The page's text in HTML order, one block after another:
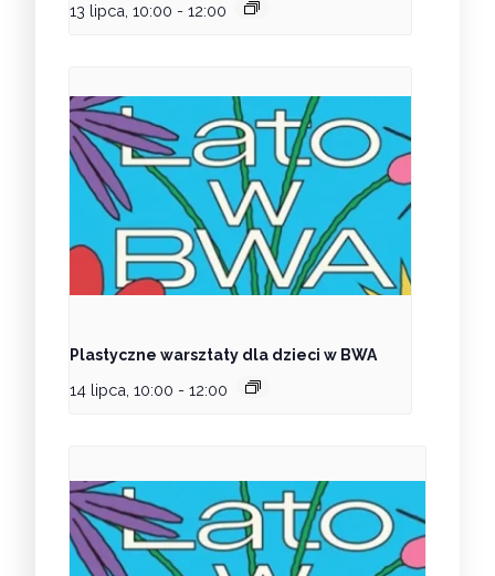
13 lipca, 10:00 - 12:00
Plastyczne warsztaty dla dzieci w BWA
14 lipca, 10:00 - 12:00